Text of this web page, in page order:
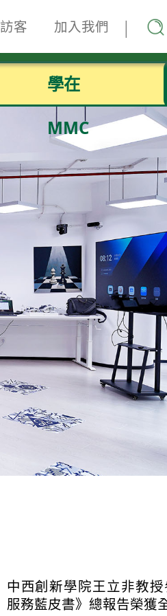
訪客 加入我們 |
學在
MMC
中西創新學院王立非教
服務藍皮書》總報告榮獲